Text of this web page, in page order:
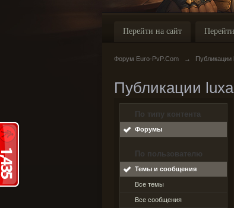
Перейти на сайт
Форум Euro-PvP.Com → Публикации
Публикации
По типу контента
Форумы
По пользователю
Темы и сообщения
Все темы
Все сообщения